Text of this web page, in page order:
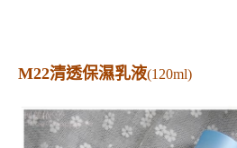
M22清透保濕乳液(120ml)